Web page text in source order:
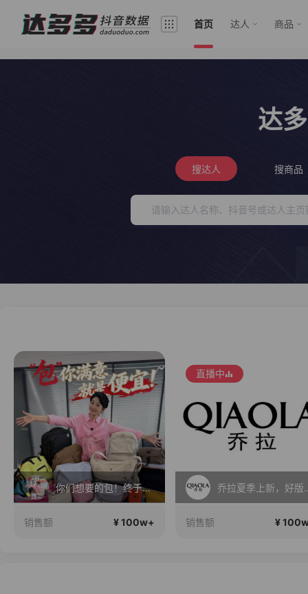
首页 达人 商品
达
搜达人 搜商品
你们想要的包！终于来了！包你满意！
销售额 ¥ 100w+
直播中
乔拉夏
销售额 ¥